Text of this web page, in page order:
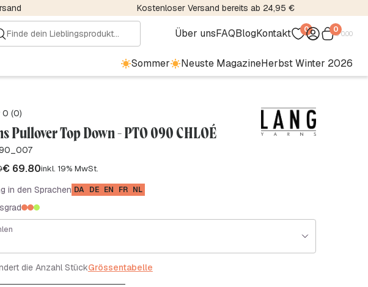
Kostenloser Versand bereits ab 24,95 €
Über unsFAQBlogKontakt 0 0€0.00
Sommer Neuste MagazineHerbst Winter 2026
0 (0)
Pullover Top Down - PTO 090 CHLOÉ
€69.80inkl. 19% MwSt.
in den Sprachen DA DE EN FR NL
die Anzahl StückGrössentabelle